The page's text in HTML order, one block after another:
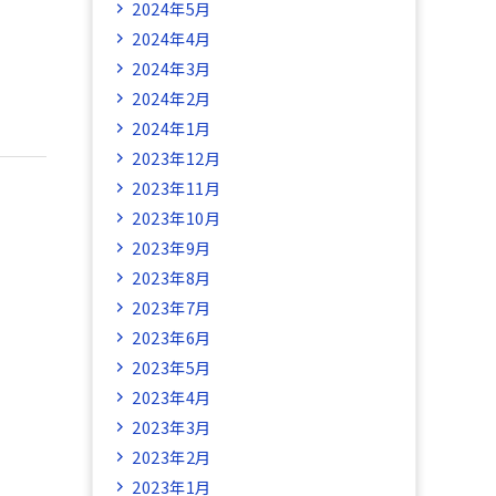
2024年5月
2024年4月
2024年3月
2024年2月
2024年1月
2023年12月
2023年11月
2023年10月
2023年9月
2023年8月
2023年7月
2023年6月
2023年5月
2023年4月
2023年3月
2023年2月
2023年1月